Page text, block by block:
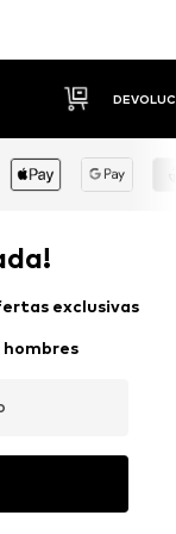
exclusivas
hombres